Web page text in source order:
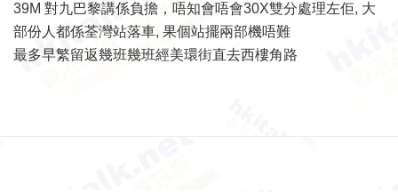
39M 對九巴黎講係負擔，唔知會唔會30X雙分處理左佢, 大
部份人都係荃灣站落車, 果個站擺兩部機唔難
最多早繁留返幾班幾班經美環街直去西樓角路